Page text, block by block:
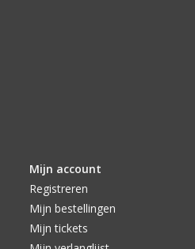
Mijn account
Registreren
Mijn bestellingen
Mijn tickets
Mijn verlanglijst